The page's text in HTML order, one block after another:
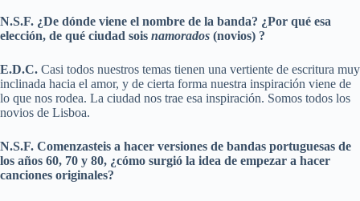
N.S.F. ¿De dónde viene el nombre de la banda? ¿Por qué esa
elección, de qué ciudad sois namorados (novios) ?
E.D.C. Casi todos nuestros temas tienen una vertiente de escritura muy
inclinada hacia el amor, y de cierta forma nuestra inspiración viene de
lo que nos rodea. La ciudad nos trae esa inspiración. Somos todos los
novios de Lisboa.
N.S.F. Comenzasteis a hacer versiones de bandas portuguesas de
los años 60, 70 y 80, ¿cómo surgió la idea de empezar a hacer
canciones originales?